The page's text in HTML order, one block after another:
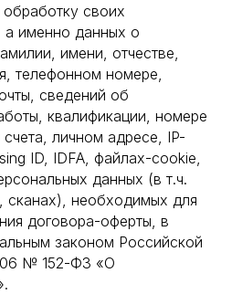
своих
а именно данных о
имени, отчестве,
телефонном номере,
сведений об
квалификации, номере
личном адресе, IP-
ID, IDFA, файлах-cookie,
данных (в т.ч.
сканах), необходимых для
договора-оферты, в
законом Российской
№ 152-ФЗ «О